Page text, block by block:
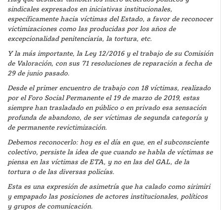
sindicales expresados en iniciativas institucionales,
específicamente hacia víctimas del Estado, a favor de reconocer
victimizaciones como las producidas por los años de
excepcionalidad penitenciaria, la tortura, etc.
Y la más importante, la Ley 12/2016 y el trabajo de su Comisión
de Valoración, con sus 71 resoluciones de reparación a fecha de
29 de junio pasado.
Desde el primer encuentro de trabajo con 18 víctimas, realizado
por el Foro Social Permanente el 19 de marzo de 2019, estas
siempre han trasladado en público o en privado esa sensación
profunda de abandono, de ser víctimas de segunda categoría y
de permanente revictimización.
Debemos reconocerlo: hoy es el día en que, en el subconsciente
colectivo, persiste la idea de que cuando se habla de víctimas se
piensa en las víctimas de ETA, y no en las del GAL, de la
tortura o de las diversas policías.
Esta es una expresión de asimetría que ha calado como sirimiri
y empapado las posiciones de actores institucionales, políticos
y grupos de comunicación.